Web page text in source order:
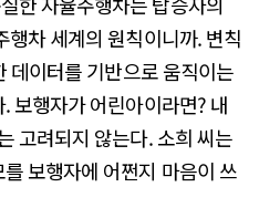
행차 세계의 원칙이니까. 변칙
데이터를 기반으로 움직이는
보행자가 어린아이라면? 내
고려되지 않는다. 소희 씨는
보행자에 어쩐지 마음이 쓰